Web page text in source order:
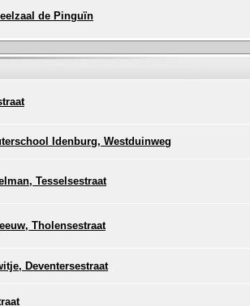
de Pinguïn
Idenburg, Westduinweg
Tesselsestraat
Tholensestraat
Deventersestraat